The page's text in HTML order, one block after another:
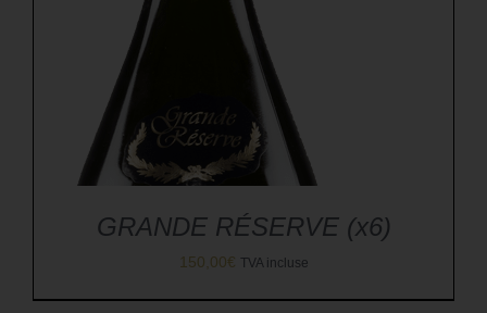
GRANDE RÉSERVE (x6)
150,00€ TVA incluse